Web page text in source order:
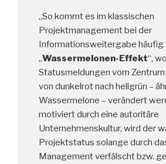
„So kommt es im klassischen
Projektmanagement bei der
Informationsweitergabe häufig
„Wassermelonen-Effekt“,
Statusmeldungen vom Zentrum
von dunkelrot nach hellgrün –
Wassermelone – verändert
motiviert durch eine autoritäre
Unternehmenskultur, wird der
Projektstatus solange durch
Management verfälscht bzw.